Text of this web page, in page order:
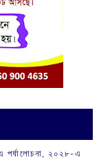
পর্যালোচনা, ২০২৮-এ